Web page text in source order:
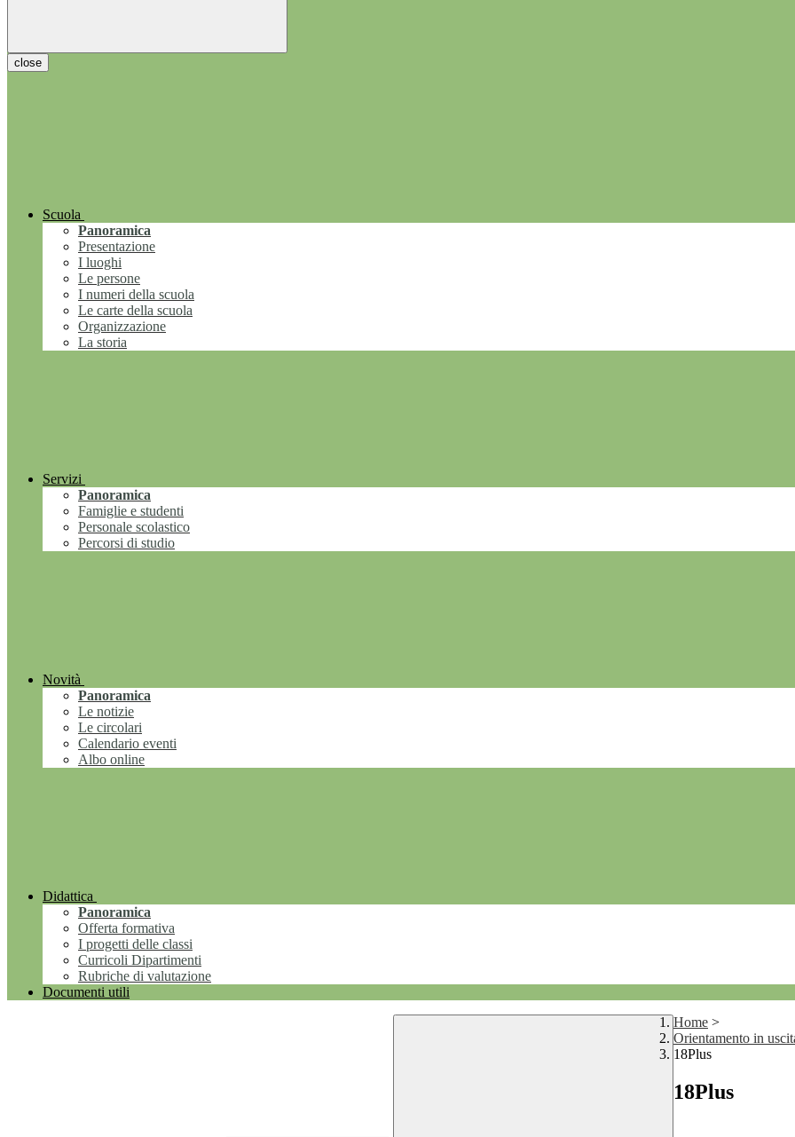
close
Scuola
Panoramica
Presentazione
I luoghi
Le persone
I numeri della scuola
Le carte della scuola
Organizzazione
La storia
Servizi
Panoramica
Famiglie e studenti
Personale scolastico
Percorsi di studio
Novità
Panoramica
Le notizie
Le circolari
Calendario eventi
Albo online
Didattica
Panoramica
Offerta formativa
I progetti delle classi
Curricoli Dipartimenti
Rubriche di valutazione
Documenti utili
Home >
Orientamento in
18Plus
18Plus